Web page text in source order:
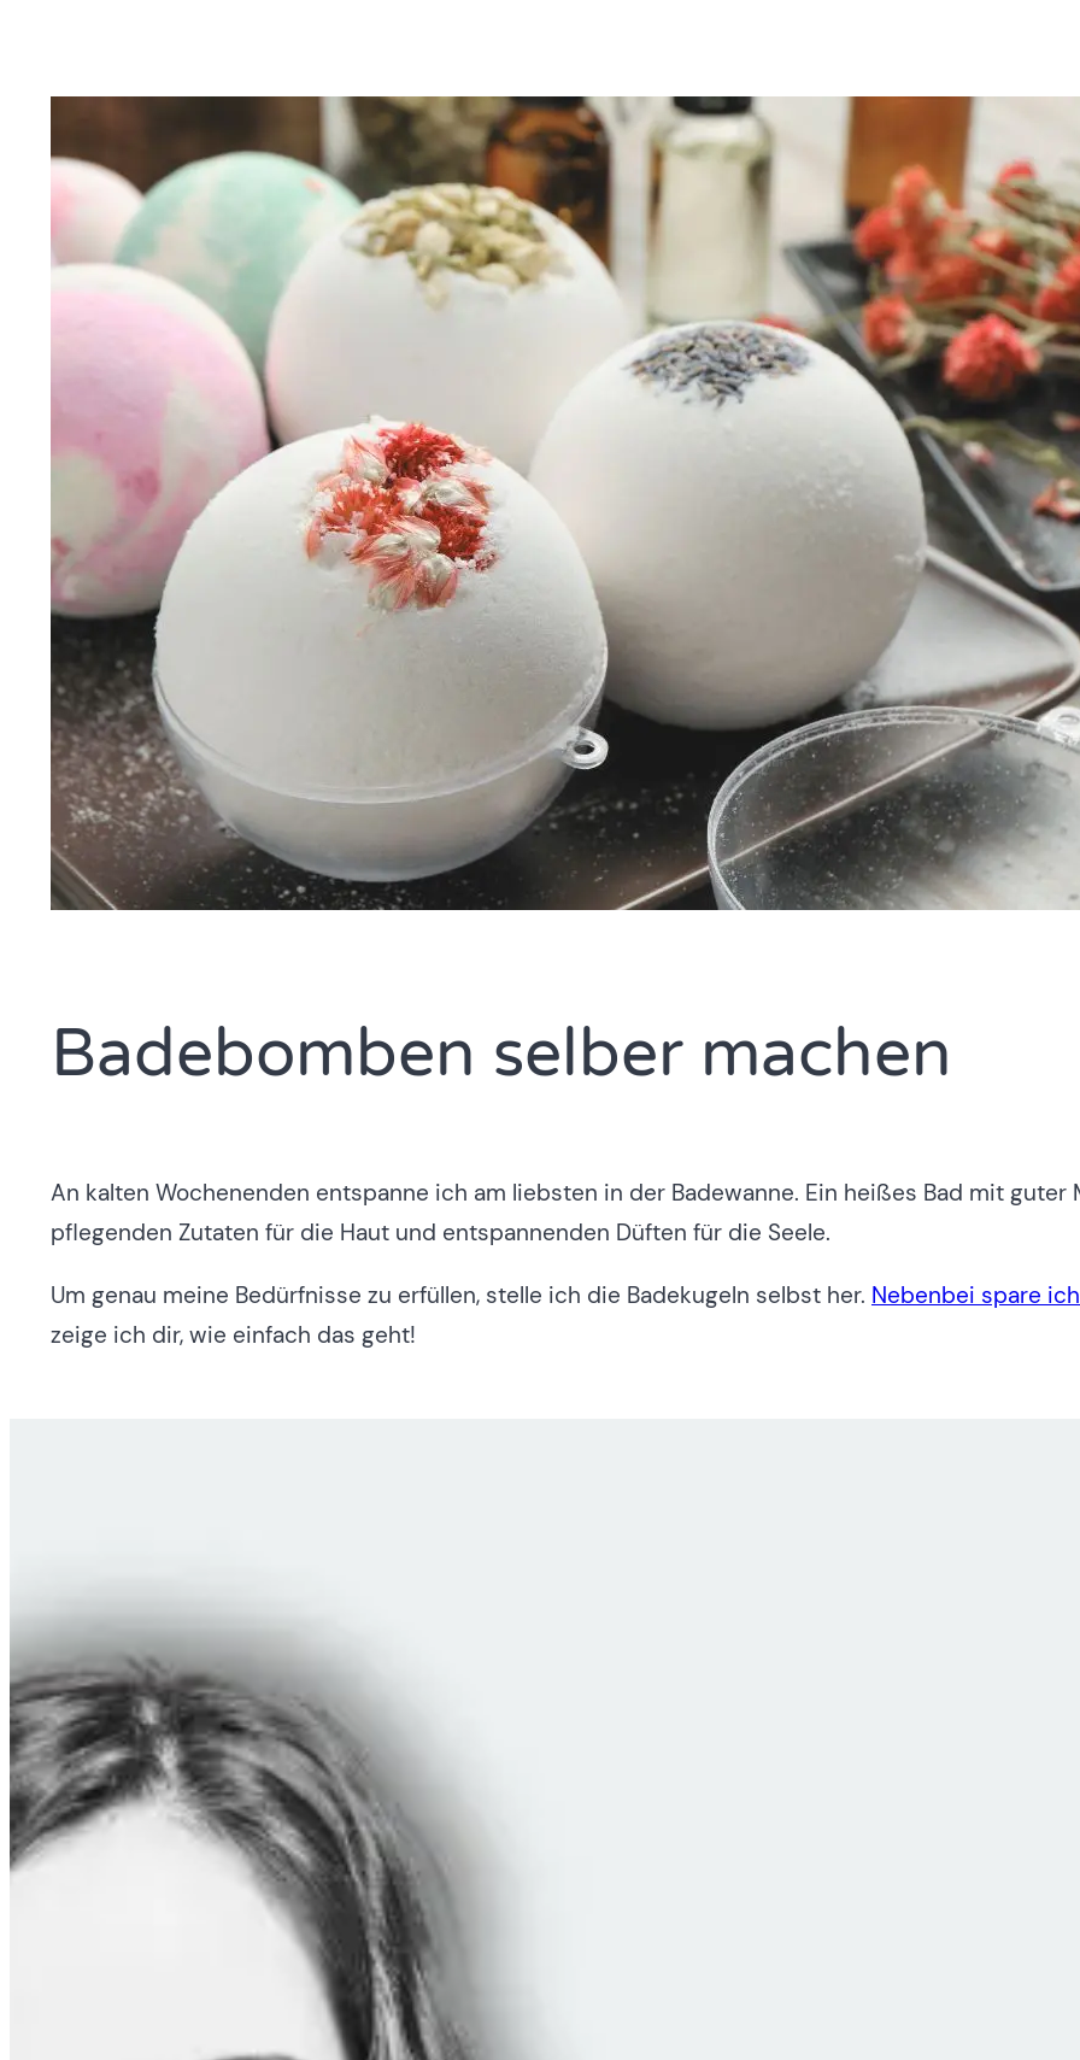
Badebomben selber machen
An kalten Wochenenden entspanne ich am liebsten in der Badewanne. Ein heißes Bad mit
pflegenden Zutaten für die Haut und entspannenden Düften für die Seele.
Um genau meine Bedürfnisse zu erfüllen, stelle ich die Badekugeln selbst her. Nebenbei spare
zeige ich dir, wie einfach das geht!